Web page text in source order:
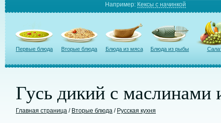
Например: Кексы с начинкой
Первые блюда Вторые блюда Блюда из мяса Блюда из рыбы
Гусь дикий с маслинами
Главная страница / Вторые блюда / Русская кухня